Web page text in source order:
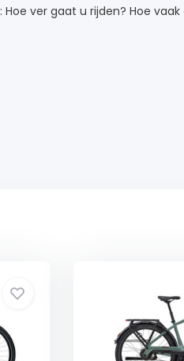
ver gaat u rijden? Hoe